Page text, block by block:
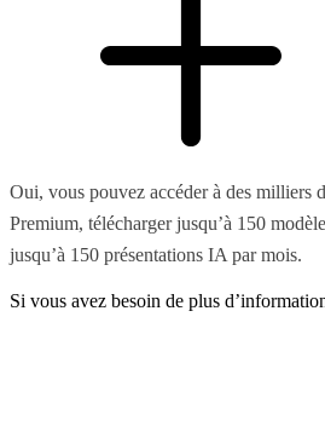
Oui, vous pouvez accéder à des milliers
Premium, télécharger jusqu’à 150
jusqu’à 150 présentations IA par mois.
Si vous avez besoin de plus